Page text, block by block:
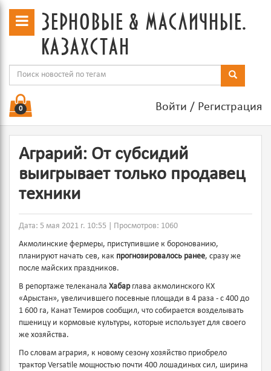
зерновые & масличные.
казахстан
Войти / Регистрация
0
Аграрий: От субсидий
выигрывает только продавец
техники
Дата: 5 мая 2021 г. 10:55 | Просмотров: 1060
Акмолинские фермеры, приступившие к боронованию,
планируют начать сев, как прогнозировалось ранее, сразу же
после майских праздников.
В репортаже телеканала Хабарглава акмолинского КХ
«Арыстан», увеличившего посевные площади в 4 раза - с 400 до
1 600 га, Канат Темиров сообщил, что собирается возделывать
пшеницу и кормовые культуры, которые использует для своего
же хозяйства.
По словам агрария, к новому сезону хозяйство приобрело
трактор Versatile мощностью почти 400 лошадиных сил, ширина